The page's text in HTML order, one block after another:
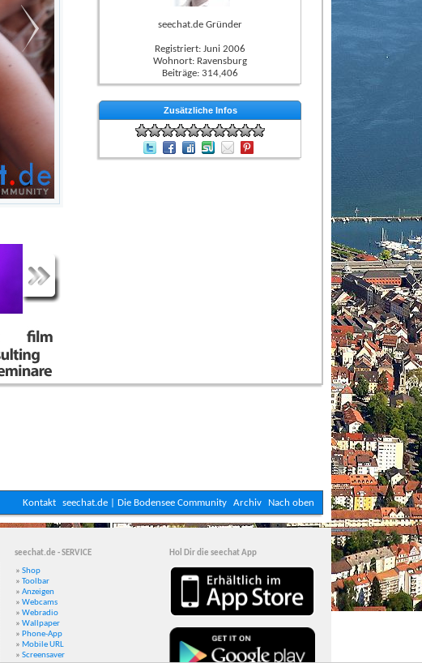
seechat.de Gründer
Registriert: Juni 2006
Wohnort: Ravensburg
Beiträge: 314,406
Zusätzliche Infos
Kontakt seechat.de | Die Bodensee Community Archiv Nach oben
seechat.de - SERVICE Hol Dir die seechat App
» Shop
» Toolbar
» Anzeigen
» Webcams
» Webradio
» Wallpaper
» Phone-App
» Mobile URL
» Screensaver